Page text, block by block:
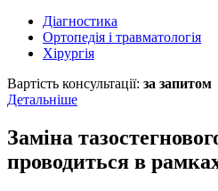
Діагностика
Ортопедія і травматологія
Хірургія
Вартість консультації: за запитом
Детальніше
Заміна
проводиться в